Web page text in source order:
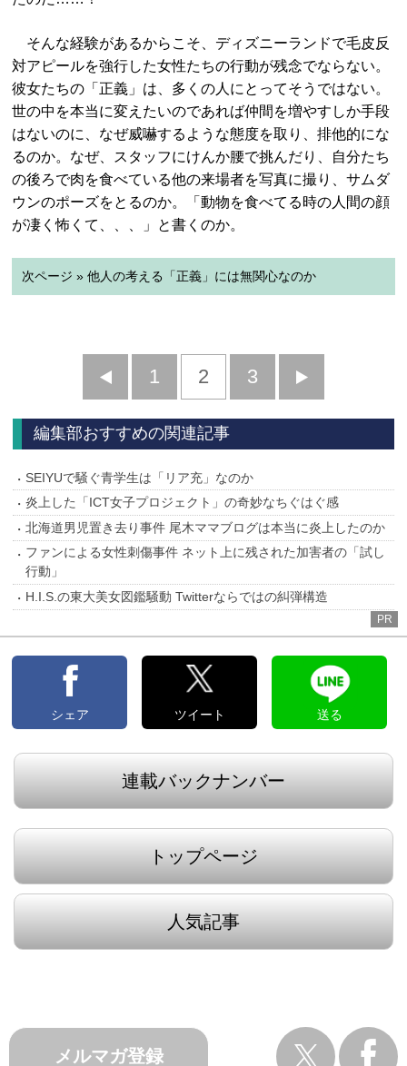
そんな経験があるからこそ、ディズニーランドで毛皮反
対アピールを強行した女性たちの行動が残念でならない。
彼女たちの「正義」は、多くの人にとってそうではない。
世の中を本当に変えたいのであれば仲間を増やすしか手段
はないのに、なぜ威嚇するような態度を取り、排他的にな
るのか。なぜ、スタッフにけんか腰で挑んだり、自分たち
の後ろで肉を食べている他の来場者を写真に撮り、サムダ
ウンのポーズをとるのか。「動物を食べてる時の人間の顔
が凄く怖くて、、、」と書くのか。
次ページ » 他人の考える「正義」には無関心なのか
前
へ
1 2 3
へ
編集部おすすめの関連記事
SEIYUで騒ぐ青学生は「リア充」なのか
炎上した「ICT女子プロジェクト」の奇妙なちぐはぐ感
北海道男児置き去り事件 尾木ママブログは本当に炎上したのか
ファンによる女性刺傷事件 ネット上に残された加害者の「試し
行動」
H.I.S.の東大美女図鑑騒動 Twitterならではの糾弾構造
PR
シェア ツイート 送る
連載バックナンバー
トップページ
人気記事
メルマガ登録